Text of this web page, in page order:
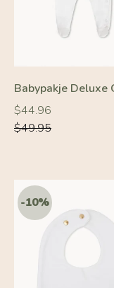
Normale
prijs
$44.96
Normale
prijs
$49.95